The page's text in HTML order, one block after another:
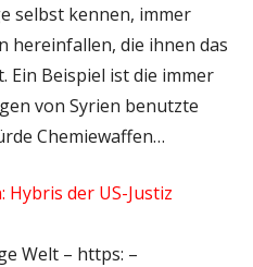
selbst kennen, immer
hereinfallen, die ihnen das
Ein Beispiel ist die immer
von Syrien benutzte
Chemiewaffen…
Hybris der US-Justiz
Welt – https: –